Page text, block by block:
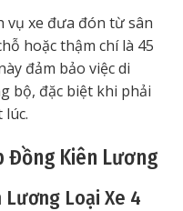
vụ xe đưa đón từ sân
hoặc thậm chí là 45
đảm bảo việc di
bộ, đặc biệt khi phải
Đồng Kiên Lương
Lương Loại Xe 4